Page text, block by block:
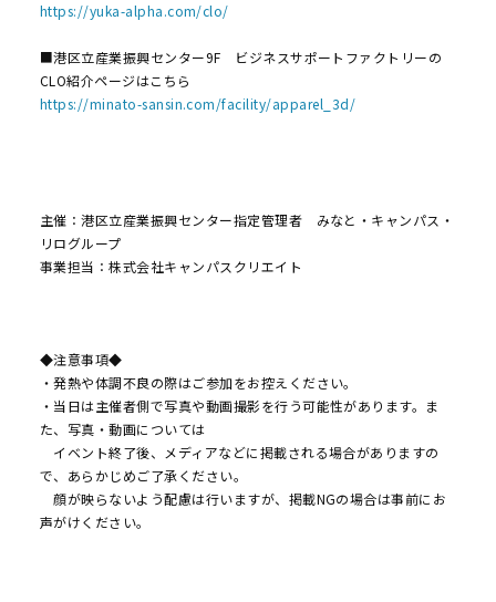
https://yuka-alpha.com/clo/
■港区立産業振興センター9F ビジネスサポートファクトリーの
CLO紹介ページはこちら
https://minato-sansin.com/facility/apparel_3d/
主催：港区立産業振興センター指定管理者 みなと・キャンパス・
リログループ
事業担当：株式会社キャンパスクリエイト
◆注意事項◆
・発熱や体調不良の際はご参加をお控えください。
・当日は主催者側で写真や動画撮影を行う可能性があります。ま
た、写真・動画については
イベント終了後、メディアなどに掲載される場合がありますの
で、あらかじめご了承ください。
顔が映らないよう配慮は行いますが、掲載NGの場合は事前にお
声がけください。